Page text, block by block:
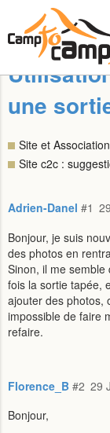
une
Site et Association
Site c2c :
Adrien-Danel #1
Bonjour, je suis
des photos en
Sinon, il me
fois la sortie tapée,
ajouter des photos,
impossible de faire
refaire.
Florence_B 29
#2
Bonjour,